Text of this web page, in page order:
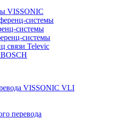
VISSONIC
системы
системы
системы
связи Televic
VISSONIC VLI
перевода